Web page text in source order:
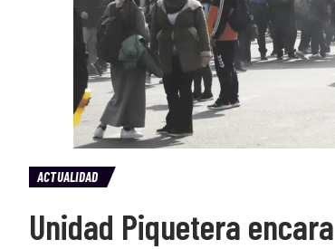
ACTUALIDAD
Unidad Piquetera